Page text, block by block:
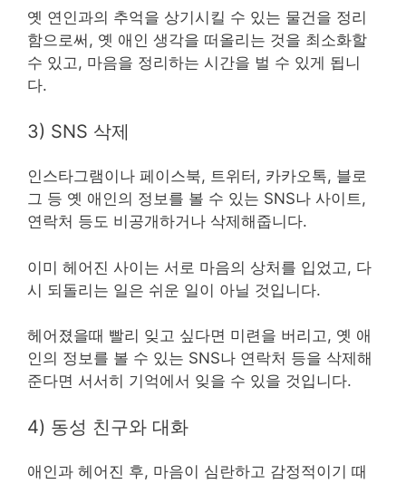
옛 연인과의 추억을 상기시킬 수 있는 물건을 정리
함으로써, 옛 애인 생각을 떠올리는 것을 최소화할
수 있고, 마음을 정리하는 시간을 벌 수 있게 됩니
다.
3) SNS 삭제
인스타그램이나 페이스북, 트위터, 카카오톡, 블로
그 등 옛 애인의 정보를 볼 수 있는 SNS나 사이트,
연락처 등도 비공개하거나 삭제해줍니다.
이미 헤어진 사이는 서로 마음의 상처를 입었고, 다
시 되돌리는 일은 쉬운 일이 아닐 것입니다.
헤어졌을때 빨리 잊고 싶다면 미련을 버리고, 옛 애
인의 정보를 볼 수 있는 SNS나 연락처 등을 삭제해
준다면 서서히 기억에서 잊을 수 있을 것입니다.
4) 동성 친구와 대화
애인과 헤어진 후, 마음이 심란하고 감정적이기 때